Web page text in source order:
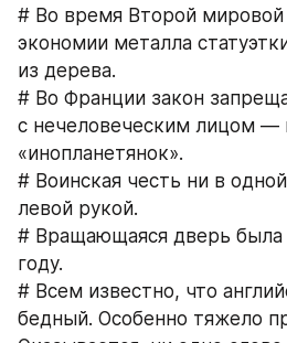
# Во время Второй
экономии металла
из дерева.
# Во Франции закон
с нечеловеческим лицом —
«инопланетянок».
# Воинская честь ни в
левой рукой.
# Вращающаяся дверь была
году.
# Всем известно, что
бедный. Особенно тяжело